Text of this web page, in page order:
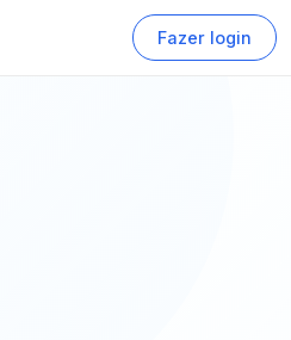
Fazer login